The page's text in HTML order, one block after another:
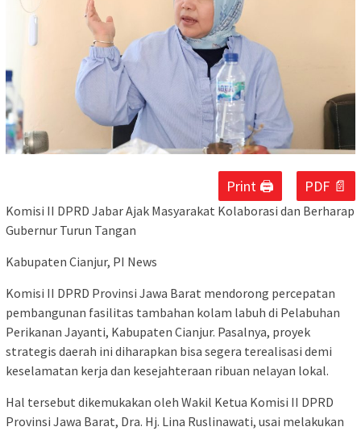
Print 🖨 PDF 📄
Komisi II DPRD Jabar Ajak Masyarakat Kolaborasi dan Berharap
Gubernur Turun Tangan
Kabupaten Cianjur, PI News
Komisi II DPRD Provinsi Jawa Barat mendorong percepatan
pembangunan fasilitas tambahan kolam labuh di Pelabuhan
Perikanan Jayanti, Kabupaten Cianjur. Pasalnya, proyek
strategis daerah ini diharapkan bisa segera terealisasi demi
keselamatan kerja dan kesejahteraan ribuan nelayan lokal.
Hal tersebut dikemukakan oleh Wakil Ketua Komisi II DPRD
Provinsi Jawa Barat, Dra. Hj. Lina Ruslinawati, usai melakukan